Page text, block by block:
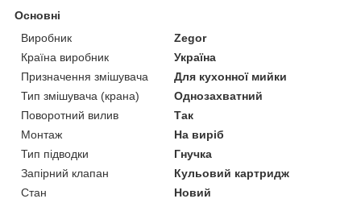
Основні
Виробник
Zegor
Країна виробник
Україна
Призначення змішувача
Для кухонної мийки
Тип змішувача (крана)
Однозахватний
Поворотний вилив
Так
Монтаж
На виріб
Тип підводки
Гнучка
Запірний клапан
Кульовий картридж
Стан
Новий